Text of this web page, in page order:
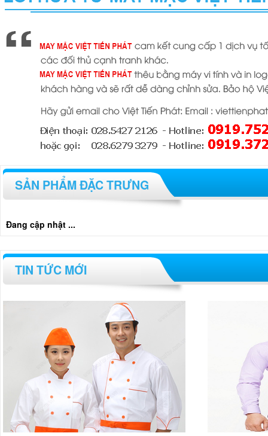
SẢN PHẨM ĐẶC TRƯNG
Đang cập nhật ...
TIN TỨC MỚI